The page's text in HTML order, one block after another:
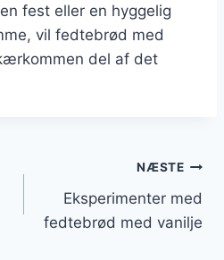
fest eller en hyggelig
vil fedtebrød med
del af det
NÆSTE
Eksperimenter med
fedtebrød med vanilje